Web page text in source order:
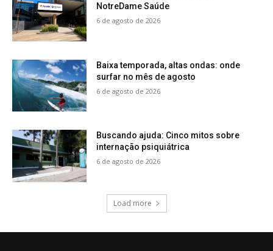
NotreDame Saúde
6 de agosto de 2026
Baixa temporada, altas ondas: onde
surfar no mês de agosto
6 de agosto de 2026
Buscando ajuda: Cinco mitos sobre
internação psiquiátrica
6 de agosto de 2026
Load more